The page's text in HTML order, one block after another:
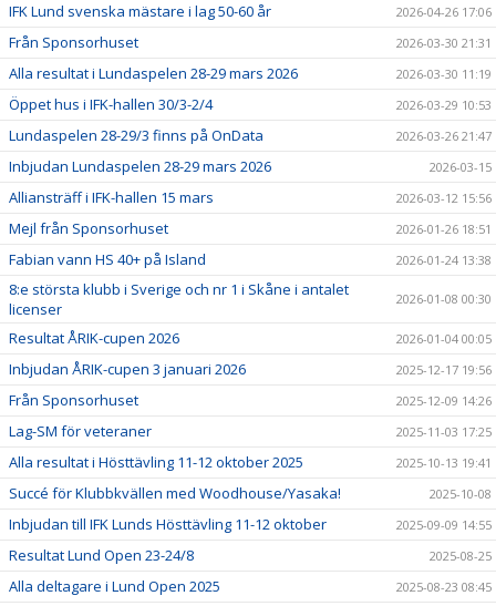
IFK Lund svenska mästare i lag 50-60 år 2026-04-26 17:06
Från Sponsorhuset 2026-03-30 21:31
Alla resultat i Lundaspelen 28-29 mars 2026 2026-03-30 11:19
Öppet hus i IFK-hallen 30/3-2/4 2026-03-29 10:53
Lundaspelen 28-29/3 finns på OnData 2026-03-26 21:47
Inbjudan Lundaspelen 28-29 mars 2026 2026-03-15
Alliansträff i IFK-hallen 15 mars 2026-03-12 15:56
Mejl från Sponsorhuset 2026-01-26 18:51
Fabian vann HS 40+ på Island 2026-01-24 13:38
8:e största klubb i Sverige och nr 1 i Skåne i antalet
licenser
2026-01-08 00:30
Resultat ÅRIK-cupen 2026 2026-01-04 00:05
Inbjudan ÅRIK-cupen 3 januari 2026 2025-12-17 19:56
Från Sponsorhuset 2025-12-09 14:26
Lag-SM för veteraner 2025-11-03 17:25
Alla resultat i Hösttävling 11-12 oktober 2025 2025-10-13 19:41
Succé för Klubbkvällen med Woodhouse/Yasaka! 2025-10-08
Inbjudan till IFK Lunds Hösttävling 11-12 oktober 2025-09-09 14:55
Resultat Lund Open 23-24/8 2025-08-25
Alla deltagare i Lund Open 2025 2025-08-23 08:45